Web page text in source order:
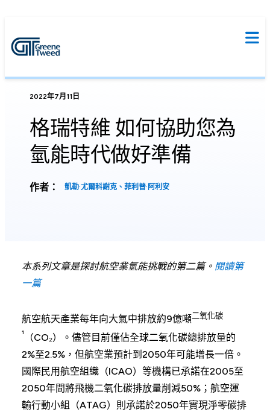
2022年7月11日
格瑞特維 如何協助您為
氫能時代做好準備
作者： 凱勒·尤爾科謝克、菲利普·阿利安
本系列文章是探討航空業氫能挑戰的第二篇。 閱讀第
一篇
航空航天產業每年向大氣中排放約9億噸二氧化碳
¹
（CO₂）。儘管目前僅佔全球二氧化碳總排放量的
2%至2.5%，但航空業預計到2050年可能增長一倍。
國際民用航空組織（ICAO）等機構已承諾在2005至
2050年間將飛機二氧化碳排放量削減50%；航空運
輸行動小組（ATAG）則承諾於2050年實現淨零碳排